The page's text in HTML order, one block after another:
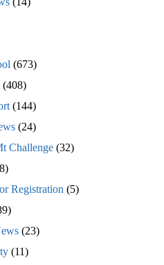
(673)
(408)
(144)
(24)
Challenge(32)
Registration(5)
(23)
(11)